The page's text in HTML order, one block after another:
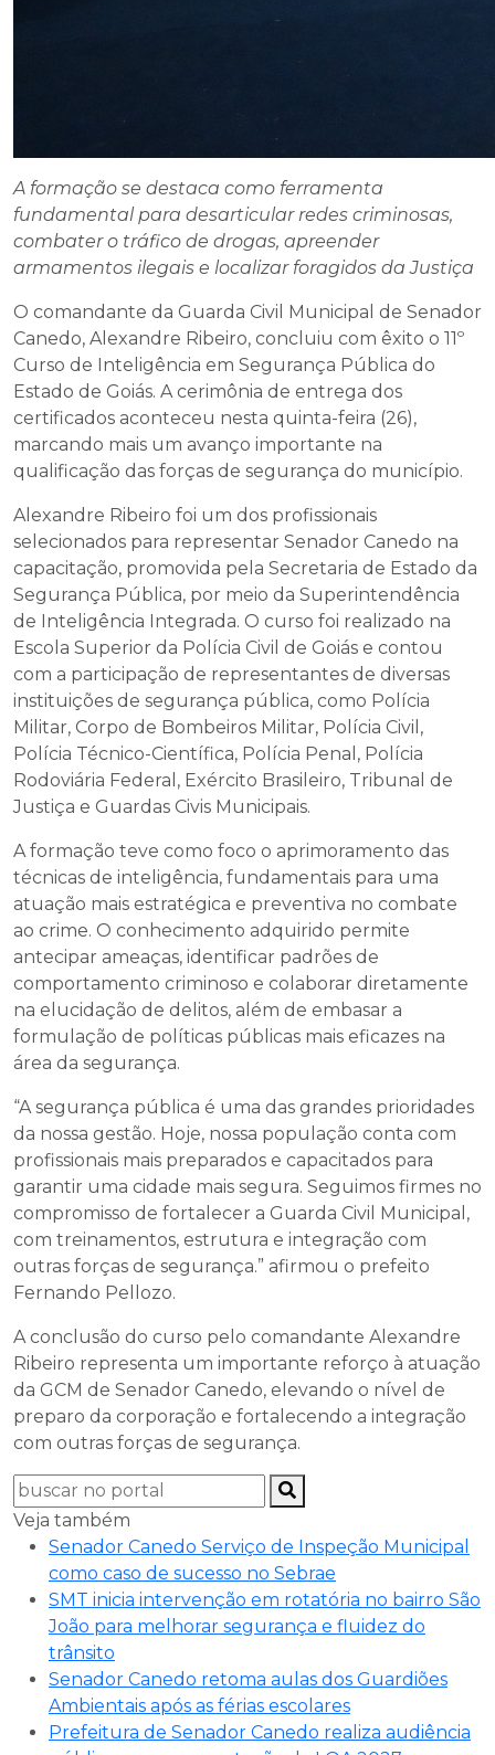
A formação se destaca como ferramenta
fundamental para desarticular redes criminosas,
combater o tráfico de drogas, apreender
armamentos ilegais e localizar foragidos da Justiça
O comandante da Guarda Civil Municipal de Senador
Canedo, Alexandre Ribeiro, concluiu com êxito o 11º
Curso de Inteligência em Segurança Pública do
Estado de Goiás. A cerimônia de entrega dos
certificados aconteceu nesta quinta-feira (26),
marcando mais um avanço importante na
qualificação das forças de segurança do município.
Alexandre Ribeiro foi um dos profissionais
selecionados para representar Senador Canedo na
capacitação, promovida pela Secretaria de Estado da
Segurança Pública, por meio da Superintendência
de Inteligência Integrada. O curso foi realizado na
Escola Superior da Polícia Civil de Goiás e contou
com a participação de representantes de diversas
instituições de segurança pública, como Polícia
Militar, Corpo de Bombeiros Militar, Polícia Civil,
Polícia Técnico-Científica, Polícia Penal, Polícia
Rodoviária Federal, Exército Brasileiro, Tribunal de
Justiça e Guardas Civis Municipais.
A formação teve como foco o aprimoramento das
técnicas de inteligência, fundamentais para uma
atuação mais estratégica e preventiva no combate
ao crime. O conhecimento adquirido permite
antecipar ameaças, identificar padrões de
comportamento criminoso e colaborar diretamente
na elucidação de delitos, além de embasar a
formulação de políticas públicas mais eficazes na
área da segurança.
“A segurança pública é uma das grandes prioridades
da nossa gestão. Hoje, nossa população conta com
profissionais mais preparados e capacitados para
garantir uma cidade mais segura. Seguimos firmes no
compromisso de fortalecer a Guarda Civil Municipal,
com treinamentos, estrutura e integração com
outras forças de segurança.” afirmou o prefeito
Fernando Pellozo.
A conclusão do curso pelo comandante Alexandre
Ribeiro representa um importante reforço à atuação
da GCM de Senador Canedo, elevando o nível de
preparo da corporação e fortalecendo a integração
com outras forças de segurança.
Veja também
Senador Canedo Serviço de Inspeção Municipal
como caso de sucesso no Sebrae
SMT inicia intervenção em rotatória no bairro São
João para melhorar segurança e fluidez do
trânsito
Senador Canedo retoma aulas dos Guardiões
Ambientais após as férias escolares
Prefeitura de Senador Canedo realiza audiência